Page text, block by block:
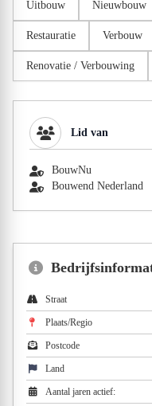
Uitbouw Nieuwbouw
Restauratie Verbouw
Renovatie / Verbouwing
Lid van
BouwNu
Bouwend Nederland
Straat
Plaats/Regio
Postcode
Land
Aantal jaren actief: